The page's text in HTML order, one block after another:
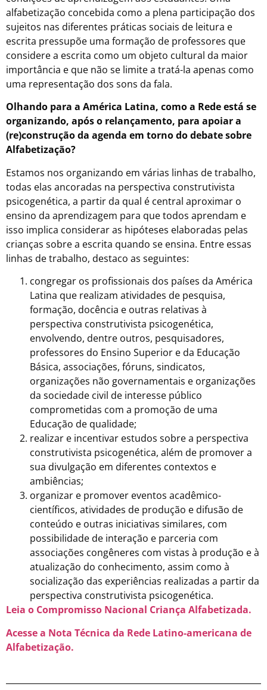
alfabetização concebida como a plena participação dos
sujeitos nas diferentes práticas sociais de leitura e
escrita pressupõe uma formação de professores que
considere a escrita como um objeto cultural da maior
importância e que não se limite a tratá-la apenas como
uma representação dos sons da fala.
Olhando para a América Latina, como a Rede está se
organizando, após o relançamento, para apoiar a
(re)construção da agenda em torno do debate sobre
Alfabetização?
Estamos nos organizando em várias linhas de trabalho,
todas elas ancoradas na perspectiva construtivista
psicogenética, a partir da qual é central aproximar o
ensino da aprendizagem para que todos aprendam e
isso implica considerar as hipóteses elaboradas pelas
crianças sobre a escrita quando se ensina. Entre essas
linhas de trabalho, destaco as seguintes:
congregar os profissionais dos países da América
Latina que realizam atividades de pesquisa,
formação, docência e outras relativas à
perspectiva construtivista psicogenética,
envolvendo, dentre outros, pesquisadores,
professores do Ensino Superior e da Educação
Básica, associações, fóruns, sindicatos,
organizações não governamentais e organizações
da sociedade civil de interesse público
comprometidas com a promoção de uma
Educação de qualidade;
realizar e incentivar estudos sobre a perspectiva
construtivista psicogenética, além de promover a
sua divulgação em diferentes contextos e
ambiências;
organizar e promover eventos acadêmico-
científicos, atividades de produção e difusão de
conteúdo e outras iniciativas similares, com
possibilidade de interação e parceria com
associações congêneres com vistas à produção e à
atualização do conhecimento, assim como à
socialização das experiências realizadas a partir da
perspectiva construtivista psicogenética.
Leia o Compromisso Nacional Criança Alfabetizada.
Acesse a Nota Técnica da Rede Latino-americana de
Alfabetização.